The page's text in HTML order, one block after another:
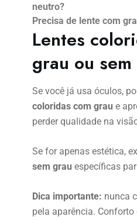
neutro?
Precisa de lente com
Lentes
grau ou
Se você já usa óculos,
coloridas com grau e
perder qualidade na
Se for apenas estética,
sem grau específicas
Dica importante: nunca
pela aparência.